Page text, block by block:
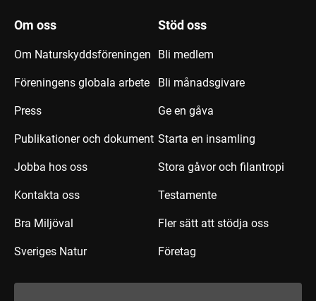
Om oss
Om Naturskyddsföreningen
Föreningens globala arbete
Press
Publikationer och dokument
Jobba hos oss
Kontakta oss
Bra Miljöval
Sveriges Natur
Stöd oss
Bli medlem
Bli månadsgivare
Ge en gåva
Starta en insamling
Stora gåvor och filantropi
Testamente
Fler sätt att stödja oss
Företag